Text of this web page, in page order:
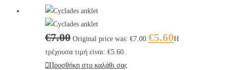
€7.00 Original price was: €7.00.€5.60Η
τρέχουσα τιμή είναι: €5.60.
Προσθήκη στο καλάθι σας